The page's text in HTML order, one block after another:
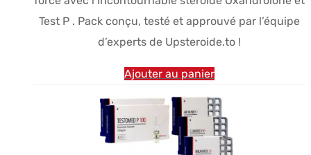
Test P . Pack conçu, testé et approuvé par l’équipe
d’experts de Upsteroide.to !
Ajouter au panier